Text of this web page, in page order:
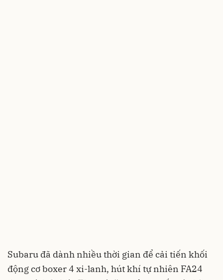
Subaru đã dành nhiều thời gian để cải tiến khối
động cơ boxer 4 xi-lanh, hút khí tự nhiên FA24